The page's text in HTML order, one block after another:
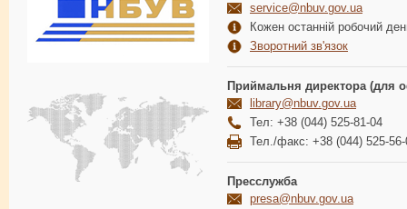
service@nbuv.gov.ua
Кожен останній робочий
Зворотний зв'язок
Приймальня директора (для
library@nbuv.gov.ua
Тел: +38 (044) 525-81-04
Тел./факс: +38 (044) 525-56-
Пресслужба
presa@nbuv.gov.ua